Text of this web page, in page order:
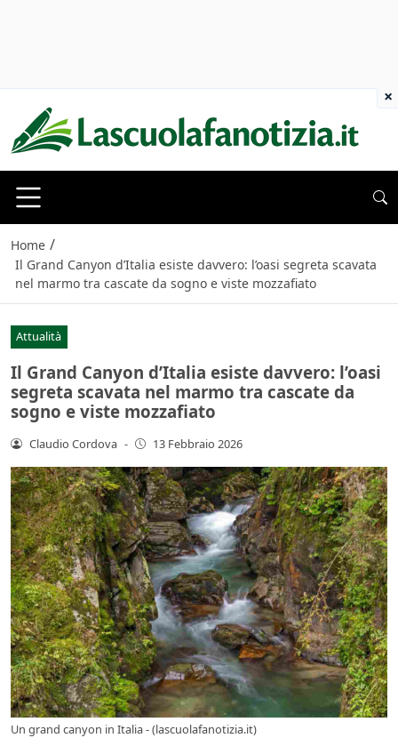
Home /
Il Grand Canyon d’Italia esiste davvero: l’oasi segreta scavata
nel marmo tra cascate da sogno e viste mozzafiato
Attualità
Il Grand Canyon d’Italia esiste davvero: l’oasi
segreta scavata nel marmo tra cascate da
sogno e viste mozzafiato
Claudio Cordova - 13 Febbraio 2026
Un grand canyon in Italia - (lascuolafanotizia.it)
×